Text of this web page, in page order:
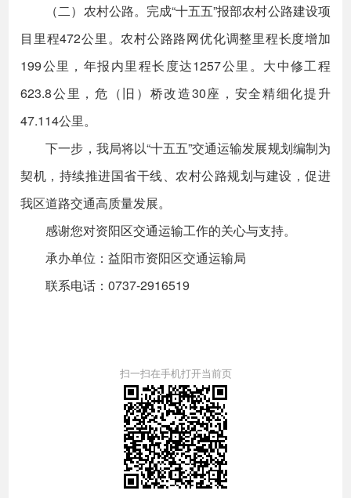
（二）农村公路。完成“十五五”报部农村公路建设项
目里程472公里。农村公路路网优化调整里程长度增加
199公里，年报内里程长度达1257公里。大中修工程
623.8公里，危（旧）桥改造30座，安全精细化提升
47.114公里。
下一步，我局将以“十五五”交通运输发展规划编制为
契机，持续推进国省干线、农村公路规划与建设，促进
我区道路交通高质量发展。
感谢您对资阳区交通运输工作的关心与支持。
承办单位：益阳市资阳区交通运输局
联系电话：0737-2916519
扫一扫在手机打开当前页